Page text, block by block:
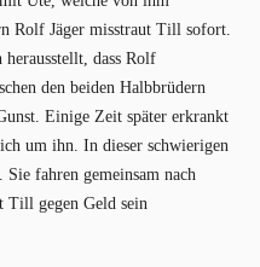
Rolf Jäger misstraut Till sofort.
herausstellt, dass Rolf
den beiden Halbbrüdern
Einige Zeit später erkrankt
um ihn. In dieser schwierigen
fahren gemeinsam nach
Till gegen Geld sein